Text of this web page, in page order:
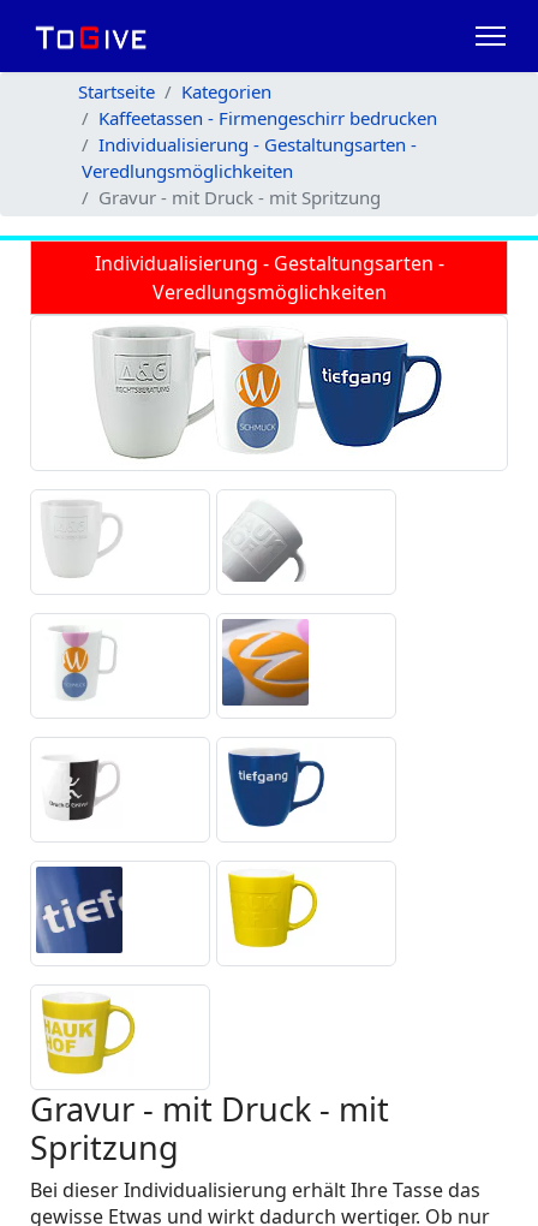
Startseite
Kategorien
Kaffeetassen - Firmengeschirr bedrucken
Individualisierung - Gestaltungsarten -
Veredlungsmöglichkeiten
Gravur - mit Druck - mit Spritzung
Individualisierung - Gestaltungsarten -
Veredlungsmöglichkeiten
Gravur - mit Druck - mit
Spritzung
Bei dieser Individualisierung erhält Ihre Tasse das
gewisse Etwas und wirkt dadurch wertiger. Ob nur